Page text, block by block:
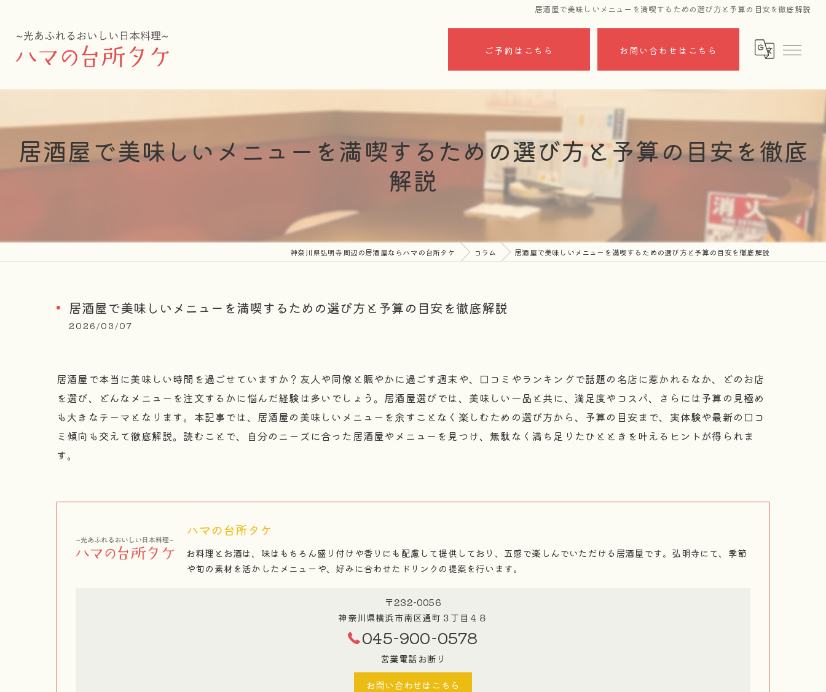
居酒屋で美味しいメニューを満喫するための選び方と予算の目安を徹底解説
ご予約はこちら お問い合わせはこちら
居酒屋で美味しいメニューを満喫するための選び方と予算の目安を徹底
解説
神奈川県弘明寺周辺の居酒屋ならハマの台所タケ コラム 居酒屋で美味しいメニューを満喫するための選び方と予算の目安を徹底解説
居酒屋で美味しいメニューを満喫するための選び方と予算の目安を徹底解説
2026/03/07
居酒屋で本当に美味しい時間を過ごせていますか？友人や同僚と賑やかに過ごす週末や、口コミやランキングで話題の名店に惹かれるなか、どのお店
を選び、どんなメニューを注文するかに悩んだ経験は多いでしょう。居酒屋選びでは、美味しい一品と共に、満足度やコスパ、さらには予算の見極め
も大きなテーマとなります。本記事では、居酒屋の美味しいメニューを余すことなく楽しむための選び方から、予算の目安まで、実体験や最新の口コ
ミ傾向も交えて徹底解説。読むことで、自分のニーズに合った居酒屋やメニューを見つけ、無駄なく満ち足りたひとときを叶えるヒントが得られま
す。
ハマの台所タケ
お料理とお酒は、味はもちろん盛り付けや香りにも配慮して提供しており、五感で楽しんでいただける居酒屋です。弘明寺にて、季節
や旬の素材を活かしたメニューや、好みに合わせたドリンクの提案を行います。
〒232-0056
神奈川県横浜市南区通町３丁目４８
045-900-0578
営業電話お断り
お問い合わせはこちら